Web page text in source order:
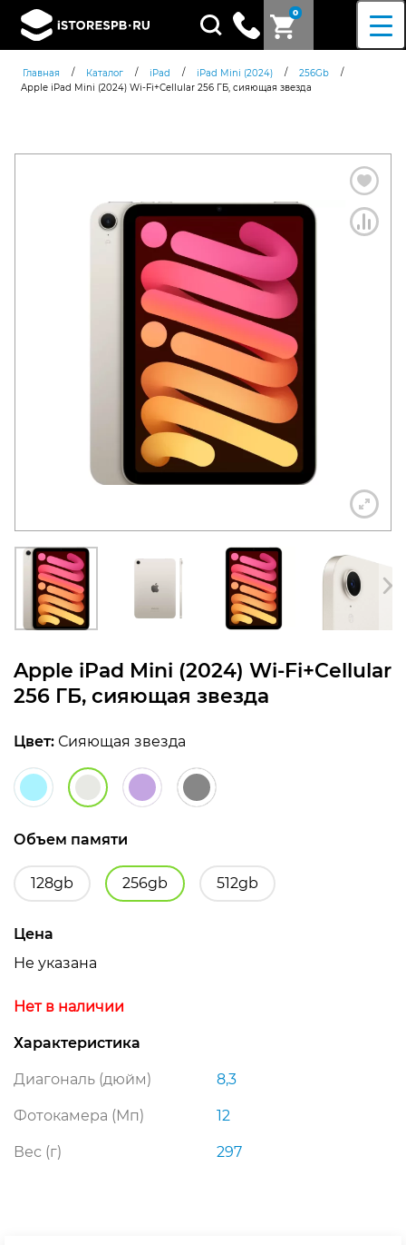
0
Поиск
товаров
Главная / Каталог / iPad / iPad Mini (2024) / 256Gb
/
Apple iPad Mini (2024) Wi-Fi+Cellular 256 ГБ, сияющая звезда
Apple iPad Mini (2024) Wi-Fi+Cellular
256 ГБ, сияющая звезда
Цвет: Сияющая звезда
Объем памяти
128gb 256gb 512gb
Цена
Не указана
Нет в наличии
Характеристика
Диагональ (дюйм) 8,3
Фотокамера (Мп) 12
Вес (г) 297
Согласен cполитикой
конфиденциальности
+7 812 318-40-14
(c 10:00 до 21:00, без
выходных)